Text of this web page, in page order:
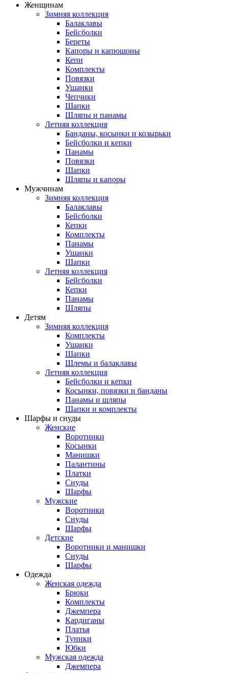
Женщинам
Зимняя коллекция
Балаклавы
Бейсболки
Береты
Капоры и капюшоны
Кепи
Комплекты
Повязки
Ушанки
Чепчики
Шапки
Шляпы и панамы
Летняя коллекция
Банданы, косынки и козырьки
Бейсболки и кепки
Панамы
Повязки
Шапки
Шляпы и капоры
Мужчинам
Зимняя коллекция
Балаклавы
Бейсболки
Кепки
Комплекты
Панамы
Ушанки
Шапки
Летняя коллекция
Бейсболки
Кепки
Панамы
Шляпы
Детям
Зимняя коллекция
Комплекты
Ушанки
Шапки
Шлемы и балаклавы
Летняя коллекция
Бейсболки и кепки
Косынки, повязки и банданы
Панамы и шляпы
Шапки и комплекты
Шарфы и снуды
Женские
Воротники
Косынки
Манишки
Палантины
Платки
Снуды
Шарфы
Мужские
Воротники
Снуды
Шарфы
Детские
Воротники и манишки
Снуды
Шарфы
Одежда
Женская одежда
Брюки
Комплекты
Джемпера
Кардиганы
Платья
Туники
Юбки
Мужская одежда
Джемпера